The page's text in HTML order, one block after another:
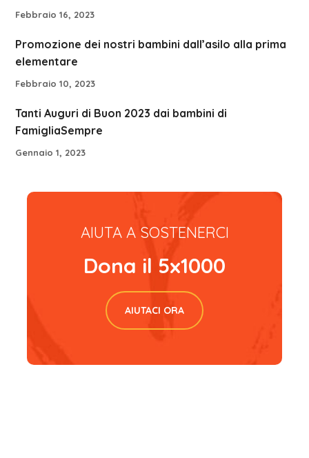
Febbraio 16, 2023
Promozione dei nostri bambini dall’asilo alla prima
elementare
Febbraio 10, 2023
Tanti Auguri di Buon 2023 dai bambini di
FamigliaSempre
Gennaio 1, 2023
AIUTA A SOSTENERCI
Dona il 5x1000
AIUTACI ORA